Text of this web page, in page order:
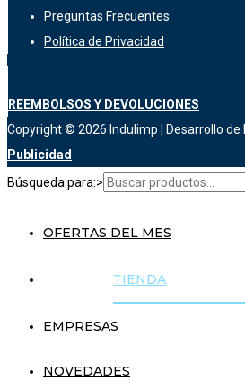
Preguntas Frecuentes
Política de Privacidad
REEMBOLSOS Y DEVOLUCIONES
Copyright © 2026 Indulimp | Desarrollo
Publicidad
Búsqueda para:>
OFERTAS DEL MES
TIENDA
EMPRESAS
NOVEDADES